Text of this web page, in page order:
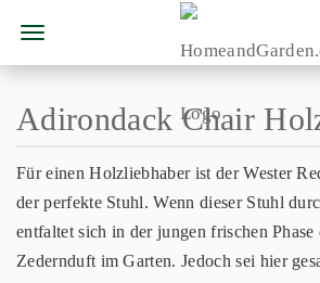
Adirondack Chair
Für einen Holzliebhaber ist der Wester
der perfekte Stuhl. Wenn dieser Stuhl
entfaltet sich in der jungen frischen Phase
Zedernduft im Garten. Jedoch sei hier